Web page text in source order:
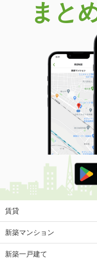
価 格
間取り
滋賀県守山市水保町
価 格
住 所
専有面積
間取り
滋賀県大津市大萱１丁目
価 格
住 所
専有面積
滋賀県東近江市沖野４
まと
賃貸
新築マンション
新築一戸建て